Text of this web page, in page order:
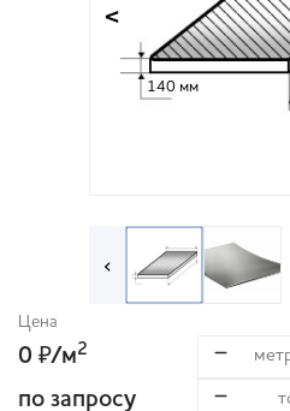
140 мм
<
‹
Цена
0 ₽/м2
по запросу